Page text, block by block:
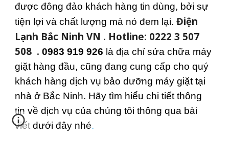
được đông đảo khách hàng tin dùng, bởi sự
tiện lợi và chất lượng mà nó đem lại. Điện
Lạnh Bắc Ninh VN . Hotline: 0222 3 507
508 . 0983 919 926 là địa chỉ sửa chữa máy
giặt hàng đầu, cũng đang cung cấp cho quý
khách hàng dịch vụ bảo dưỡng máy giặt tại
nhà ở Bắc Ninh. Hãy tìm hiểu chi tiết thông
tin về dịch vụ của chúng tôi thông qua bài
viết dưới đây nhé.